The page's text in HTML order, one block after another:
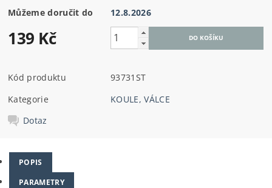
Můžeme doručit do 12.8.2026
139 Kč
Kód produktu
93731ST
Kategorie
KOULE, VÁLCE
Dotaz
POPIS
PARAMETRY